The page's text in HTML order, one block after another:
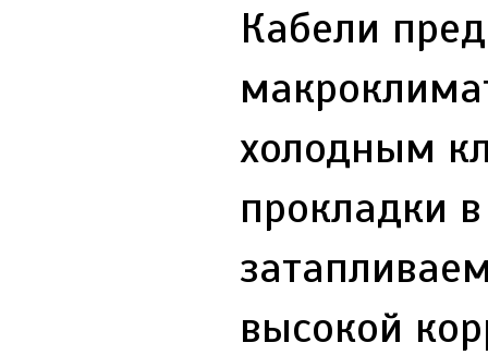
Кабели
холодным
прокладки
высокой